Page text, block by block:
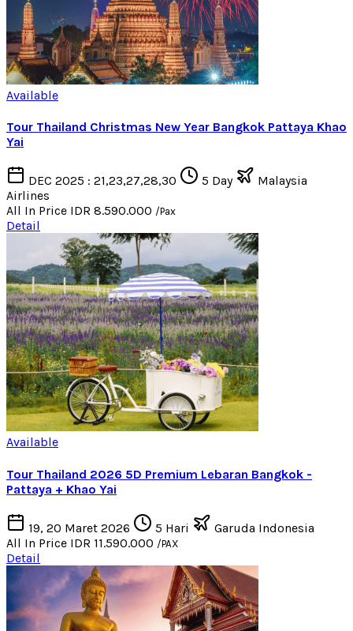
Available
Tour Thailand Christmas New Year Bangkok Pattaya Khao
Yai
DEC 2025 : 21,23,27,28,30 5 Day
Malaysia
Airlines
All In Price IDR 8.590.000 /Pax
Detail
Available
Tour Thailand 2026 5D Premium Lebaran Bangkok -
Pattaya + Khao Yai
19, 20 Maret 2026 5 Hari
Garuda Indonesia
All In Price IDR 11.590.000 /PAX
Detail